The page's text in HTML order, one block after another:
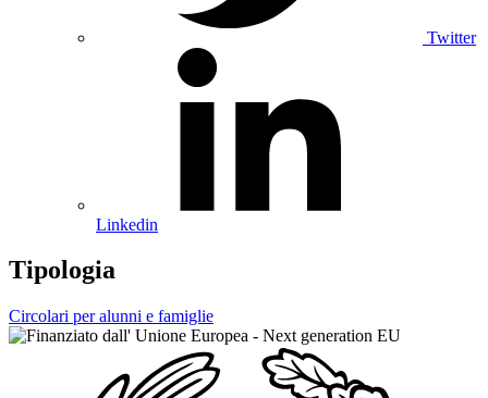
Twitter
Linkedin
Tipologia
Circolari per alunni e famiglie